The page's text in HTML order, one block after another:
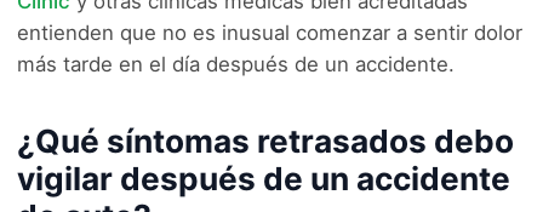
entienden que no es inusual comenzar a sentir dolor
más tarde en el día después de un accidente.
¿Qué síntomas retrasados debo
vigilar después de un accidente